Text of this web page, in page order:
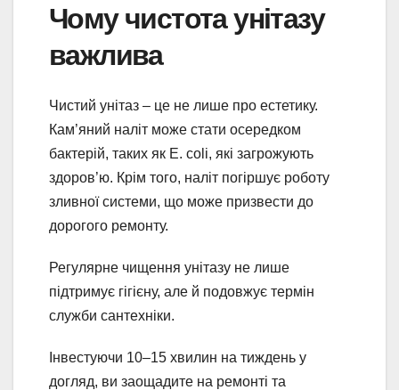
Чому чистота унітазу
важлива
Чистий унітаз – це не лише про естетику.
Кам’яний наліт може стати осередком
бактерій, таких як E. coli, які загрожують
здоров’ю. Крім того, наліт погіршує роботу
зливної системи, що може призвести до
дорогого ремонту.
Регулярне чищення унітазу не лише
підтримує гігієну, але й подовжує термін
служби сантехніки.
Інвестуючи 10–15 хвилин на тиждень у
догляд, ви заощадите на ремонті та